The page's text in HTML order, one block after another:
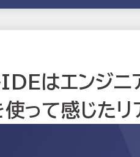
はエンジニ
って感じたリ